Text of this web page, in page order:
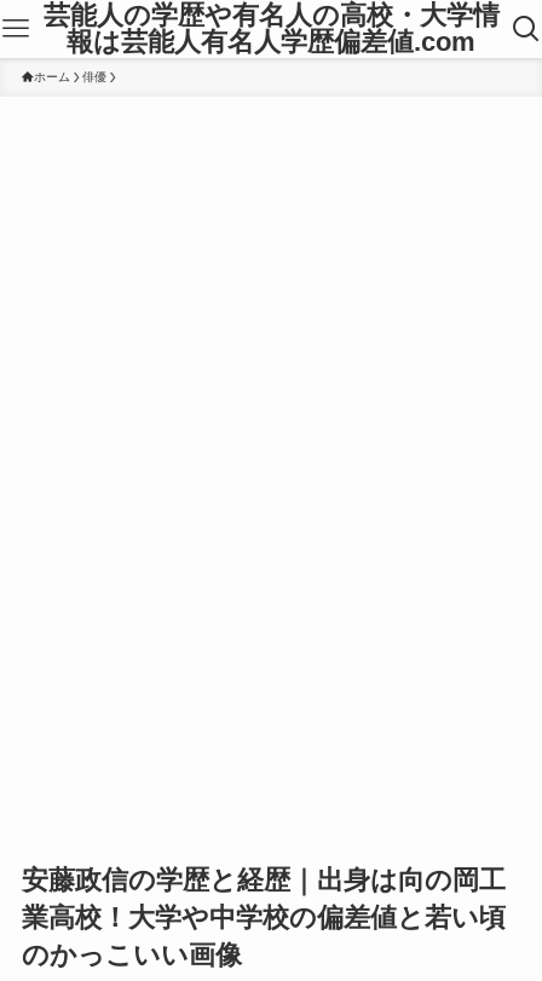
芸能人の学歴や有名人の高校・大学情
報は芸能人有名人学歴偏差値.com
ホーム 俳優
安藤政信の学歴と経歴｜出身は向の岡工
業高校！大学や中学校の偏差値と若い頃
のかっこいい画像